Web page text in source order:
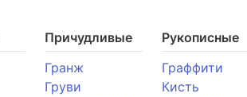
Причудливые
Гранж
Груви
Рукописные
Граффити
Кисть